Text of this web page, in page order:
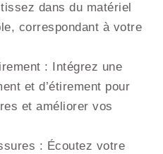
dans du matériel
correspondant à votre
: Intégrez une
et d’étirement pour
et améliorer vos
: Écoutez votre